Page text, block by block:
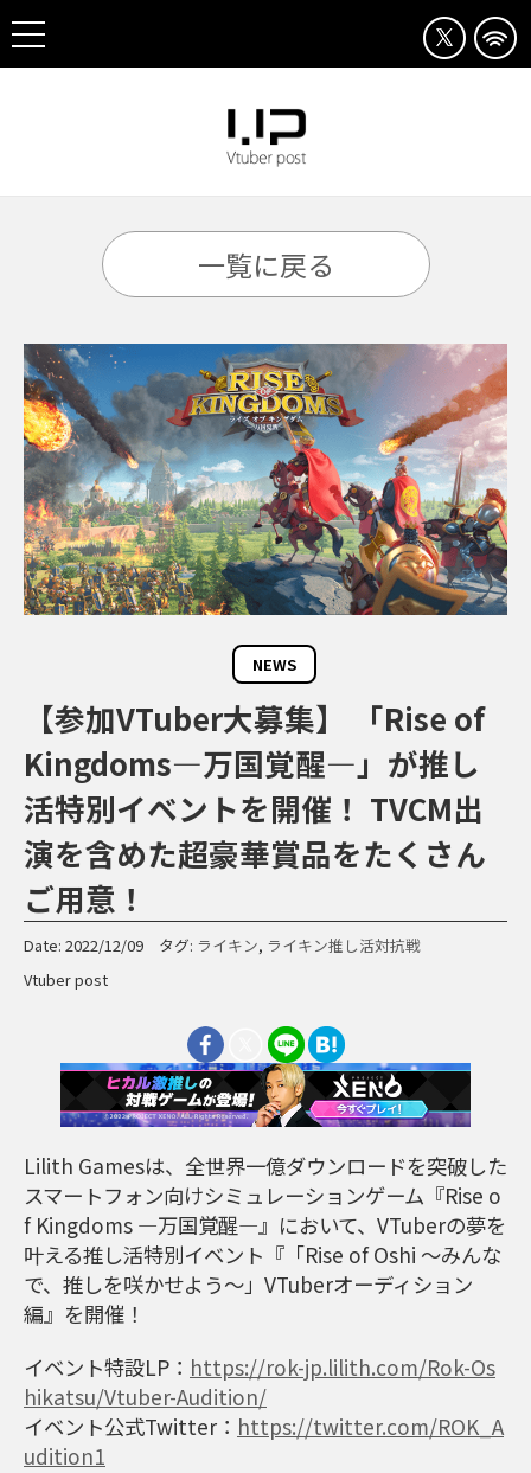
一覧に戻る
NEWS
【参加VTuber大募集】 「Rise of
Kingdoms―万国覚醒―」が推し
活特別イベントを開催！ TVCM出
演を含めた超豪華賞品をたくさん
ご用意！
Date: 2022/12/09 タグ: ライキン, ライキン推し活対抗戦
Vtuber post
Lilith Gamesは、全世界一億ダウンロードを突破した
スマートフォン向けシミュレーションゲーム『Rise o
f Kingdoms ―万国覚醒―』において、VTuberの夢を
叶える推し活特別イベント『「Rise of Oshi 〜みんな
で、推しを咲かせよう〜」VTuberオーディション
編』を開催！
イベント特設LP： https://rok-jp.lilith.com/Rok-Os
hikatsu/Vtuber-Audition/
イベント公式Twitter： https://twitter.com/ROK_A
udition1